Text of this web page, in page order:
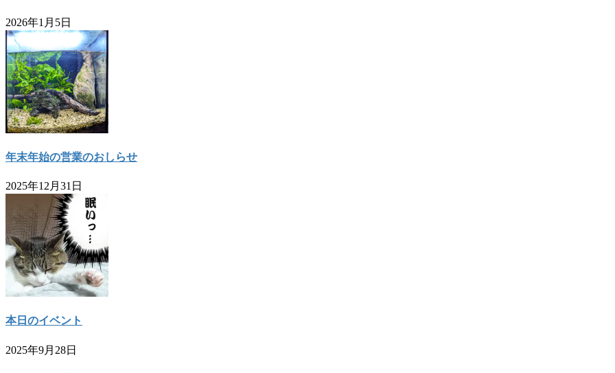
2026年1月5日
年末年始の営業のおしらせ
2025年12月31日
本日のイベント
2025年9月28日